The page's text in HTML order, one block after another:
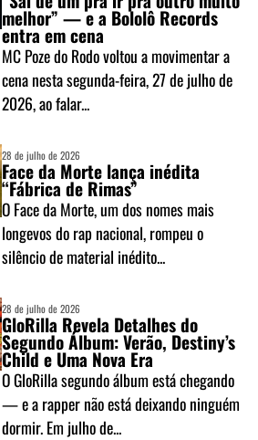
melhor” — e a Bololô Records
entra em cena
MC Poze do Rodo voltou a movimentar a
cena nesta segunda-feira, 27 de julho de
2026, ao falar...
28 de julho de 2026
Face da Morte lança inédita
“Fábrica de Rimas”
O Face da Morte, um dos nomes mais
longevos do rap nacional, rompeu o
silêncio de material inédito...
28 de julho de 2026
GloRilla Revela Detalhes do
Segundo Álbum: Verão, Destiny’s
Child e Uma Nova Era
O GloRilla segundo álbum está chegando
— e a rapper não está deixando ninguém
dormir. Em julho de...